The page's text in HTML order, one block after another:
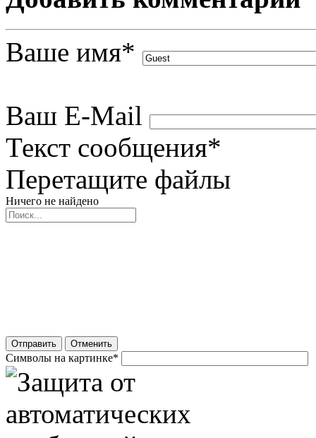
Ваше имя*
Ваш E-Mail
Текст сообщения*
Перетащите файлы
Ничего не найдено
Отправить Отменить
Символы на картинке*